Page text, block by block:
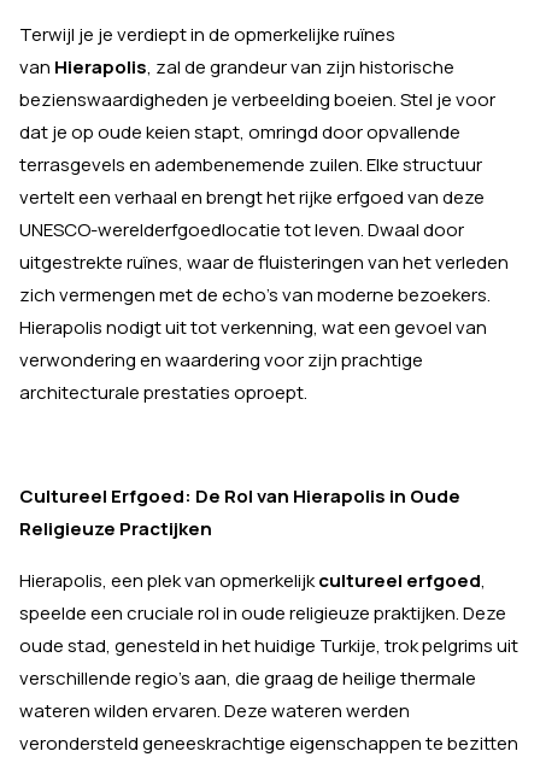
Terwijl je je verdiept in de opmerkelijke ruïnes
van Hierapolis, zal de grandeur van zijn historische
bezienswaardigheden je verbeelding boeien. Stel je voor
dat je op oude keien stapt, omringd door opvallende
terrasgevels en adembenemende zuilen. Elke structuur
vertelt een verhaal en brengt het rijke erfgoed van deze
UNESCO-werelderfgoedlocatie tot leven. Dwaal door
uitgestrekte ruïnes, waar de fluisteringen van het verleden
zich vermengen met de echo's van moderne bezoekers.
Hierapolis nodigt uit tot verkenning, wat een gevoel van
verwondering en waardering voor zijn prachtige
architecturale prestaties oproept.
Cultureel Erfgoed: De Rol van Hierapolis in Oude
Religieuze Practijken
Hierapolis, een plek van opmerkelijkcultureel erfgoed,
speelde een cruciale rol in oude religieuze praktijken. Deze
oude stad, genesteld in het huidige Turkije, trok pelgrims uit
verschillende regio's aan, die graag de heilige thermale
wateren wilden ervaren. Deze wateren werden
verondersteld geneeskrachtige eigenschappen te bezitten